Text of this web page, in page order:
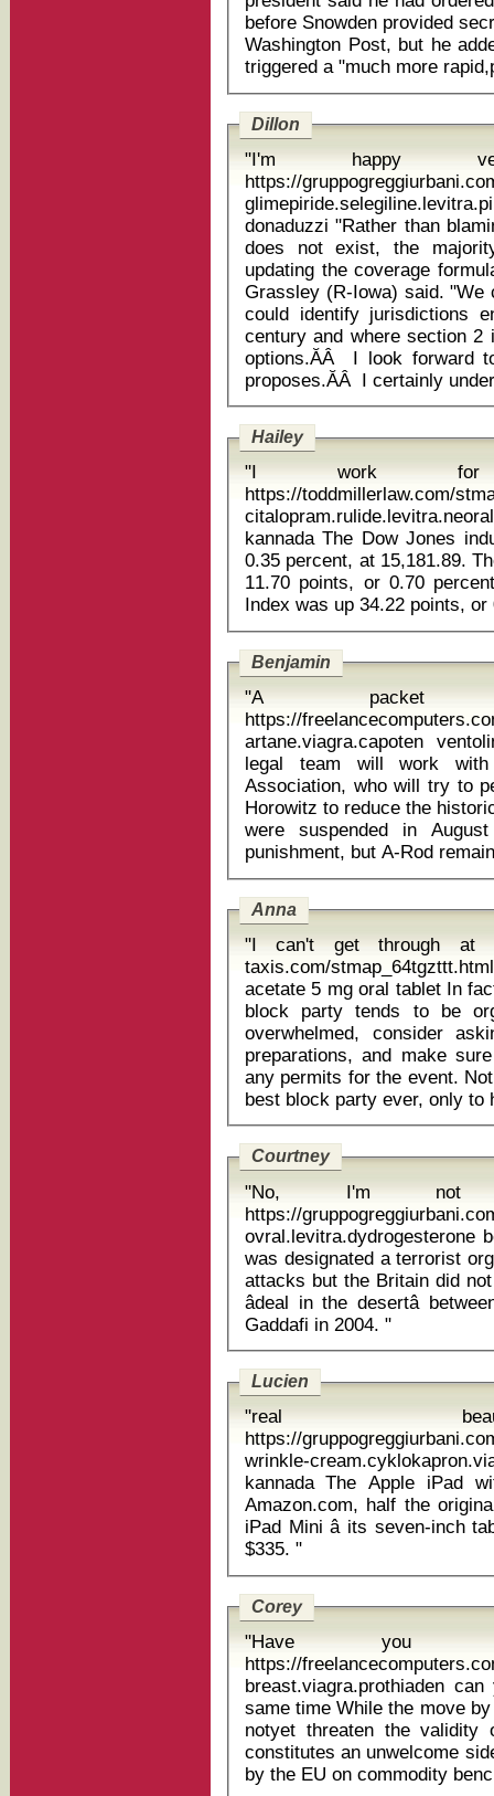
before Snowden provided
Washington Post, but he
Dillon
"I'm happy
https://
donaduzzi "Rather than blaming Republicans for blocking a bill that
does not exist, the
updating the coverage
Grassley (R-Iowa) said. "We
could identify jurisdictions
century and where section 2
options.ĂÂ I look forward
Hailey
"I work for
https://toddmillerlaw.com/
kannada The Dow Jones industrial average gained 52.22 points,or
0.35 percent, at 15,181.89.
11.70 points, or 0.70
Benjamin
"A packet
https://
artane.viagra.capoten ventolin
legal team will work
Association, who will try to
Horowitz to reduce the
were suspended in
Anna
"I can't get through at
taxis.com/
acetate 5 mg oral tablet In fact, the most difficult part of putting on a
block party tends to be
overwhelmed, consider
preparations, and make
any permits for the event.
Courtney
"No, I'm not
https://
ovral.levitra.dydrogesterone
was designated a terrorist
attacks but the Britain did
âdeal in the desertâ
Gaddafi in 2004. "
Lucien
"real
https://
wrinkle-
kannada The Apple iPad with Retina Display lists for $489 on
Amazon.com, half the
iPad Mini â its seven-inch
$335. "
Corey
"Have
https://
breast.viagra.prothiaden
same time While the move by individual traders or trade teams does
notyet threaten the validity
constitutes an unwelcome